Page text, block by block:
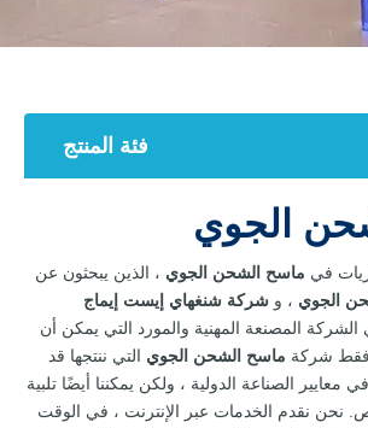
فئة المنتج
الجوي
في ماسح الشحن الجوي ، الذين يبحثون عن
الجوي ، و شركة شنغهاي إيست إيماج
المصنعة المهنية والمورد التي يمكن أن
فقط شركة ماسح الشحن الجوي التي ننتجها قد
الصناعة الدولية ، ولكن يمكننا أيضًا تلبية
نحن نقدم الخدمات عبر الإنترنت ، في الوقت